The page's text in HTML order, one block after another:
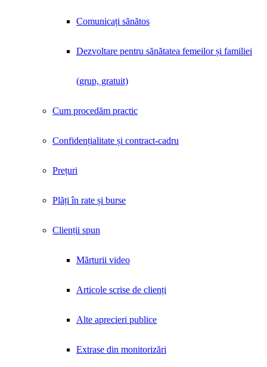
Comunicați sănătos
Dezvoltare pentru sănătatea femeilor și familiei
(grup, gratuit)
Cum procedăm practic
Confidențialitate și contract-cadru
Prețuri
Plăți în rate și burse
Clienții spun
Mărturii video
Articole scrise de clienți
Alte aprecieri publice
Extrase din monitorizări